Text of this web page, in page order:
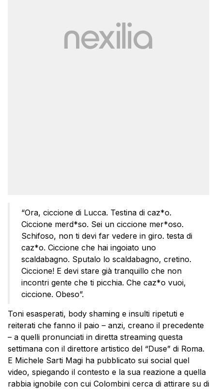
“Ora, ciccione di Lucca. Testina di caz*o.
Ciccione merd*so. Sei un ciccione mer*oso.
Schifoso, non ti devi far vedere in giro. testa di
caz*o. Ciccione che hai ingoiato uno
scaldabagno. Sputalo lo scaldabagno, cretino.
Ciccione! E devi stare già tranquillo che non
incontri gente che ti picchia. Che caz*o vuoi,
ciccione. Obeso”.
Toni esasperati, body shaming e insulti ripetuti e
reiterati che fanno il paio – anzi, creano il precedente
– a quelli pronunciati in diretta streaming questa
settimana con il direttore artistico del “Duse” di Roma.
E Michele Sarti Magi ha pubblicato sui social quel
video, spiegando il contesto e la sua reazione a quella
rabbia ignobile con cui Colombini cerca di attirare su di